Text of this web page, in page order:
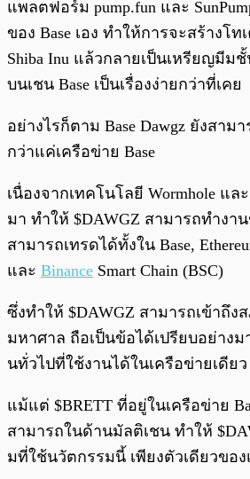
แพลตฟอร์ม pump.fun และ
ของ Base เอง ทำให้การจะสร้างโ
Shiba Inu แล้วกลายเป็นเหรียญมีม
บนเชน Base เป็นเรื่องง่ายกว่าที่เคย
อย่างไรก็ตาม Base Dawgz ยังสาม
กว่าแค่เครือข่าย Base
เนื่องจากเทคโนโลยี Wormhole แล
มา ทำให้ $DAWGZ สามารถทำงา
สามารถเทรดได้ทั้งใน Base,
และ Binance Smart Chain (BSC)
ซึ่งทำให้ $DAWGZ สามารถเข้าถึง
มหาศาล ถือเป็นข้อได้เปรียบอย่างม
นทั่วไปที่ใช้งานได้ในเครือข่ายเดียว
แม้แต่ $BRETT ที่อยู่ในเครือข่าย
สามารถในด้านมัลติเชน ทำให้
มที่ใช้นวัตกรรมนี้ เพียงตัวเดียวของ